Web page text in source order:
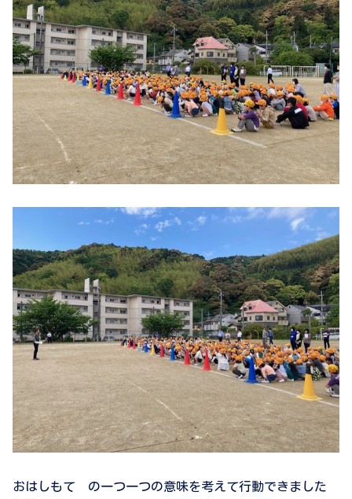
おはしもて の一つ一つの意味を考えて行動できました